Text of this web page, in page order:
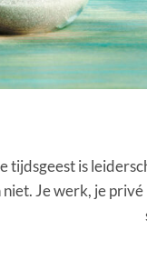
tijdsgeest is
Je werk, je